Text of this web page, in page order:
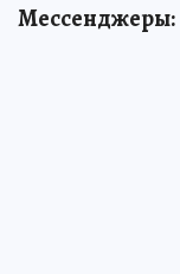
Мессенджеры: